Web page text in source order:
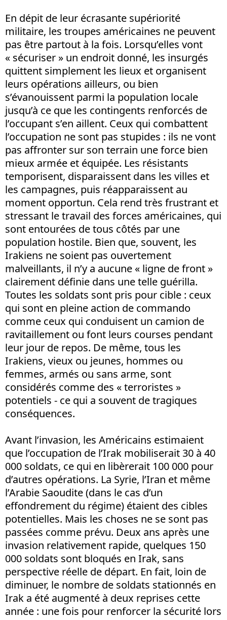
En dépit de leur écrasante supériorité
militaire, les troupes américaines ne peuvent
pas être partout à la fois. Lorsqu’elles vont
« sécuriser » un endroit donné, les insurgés
quittent simplement les lieux et organisent
leurs opérations ailleurs, ou bien
s’évanouissent parmi la population locale
jusqu’à ce que les contingents renforcés de
l’occupant s’en aillent. Ceux qui combattent
l’occupation ne sont pas stupides : ils ne vont
pas affronter sur son terrain une force bien
mieux armée et équipée. Les résistants
temporisent, disparaissent dans les villes et
les campagnes, puis réapparaissent au
moment opportun. Cela rend très frustrant et
stressant le travail des forces américaines, qui
sont entourées de tous côtés par une
population hostile. Bien que, souvent, les
Irakiens ne soient pas ouvertement
malveillants, il n’y a aucune « ligne de front »
clairement définie dans une telle guérilla.
Toutes les soldats sont pris pour cible : ceux
qui sont en pleine action de commando
comme ceux qui conduisent un camion de
ravitaillement ou font leurs courses pendant
leur jour de repos. De même, tous les
Irakiens, vieux ou jeunes, hommes ou
femmes, armés ou sans arme, sont
considérés comme des « terroristes »
potentiels - ce qui a souvent de tragiques
conséquences.
Avant l’invasion, les Américains estimaient
que l’occupation de l’Irak mobiliserait 30 à 40
000 soldats, ce qui en libèrerait 100 000 pour
d’autres opérations. La Syrie, l’Iran et même
l’Arabie Saoudite (dans le cas d’un
effondrement du régime) étaient des cibles
potentielles. Mais les choses ne se sont pas
passées comme prévu. Deux ans après une
invasion relativement rapide, quelques 150
000 soldats sont bloqués en Irak, sans
perspective réelle de départ. En fait, loin de
diminuer, le nombre de soldats stationnés en
Irak a été augmenté à deux reprises cette
année : une fois pour renforcer la sécurité lors